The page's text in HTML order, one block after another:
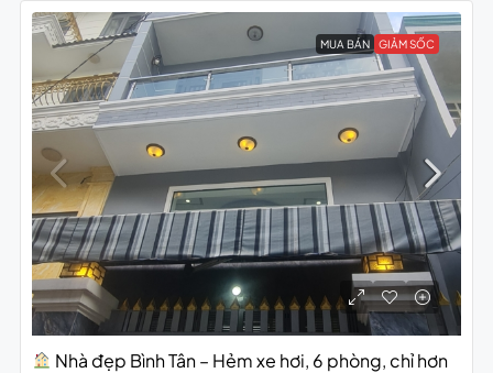
MUA BÁN GIẢM SỐC
Nhà đẹp Bình Tân – Hẻm xe hơi, 6 phòng, chỉ hơn